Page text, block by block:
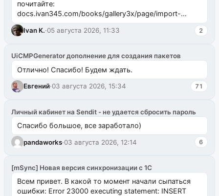
почитайте:
docs.ivan345.com/books/gallery3x/page/import-
ms2galleryphp
Ivan K.·05 августа 2026, 11:33 2
UiCMPGenerator дополнение для создания пакетов
Отлично! Спасибо! Будем ждать.
Евгений·03 августа 2026, 15:34 71
Личный кабинет на Sendit - не удается сбросить пароль
Спасибо большое, все заработало)
pandaworks·03 августа 2026, 12:14 6
[mSync] Новая версия синхронизации с 1С
Всем привет. В какой то момент начали сыпаться
ошибки: Error 23000 executing statement: INSERT